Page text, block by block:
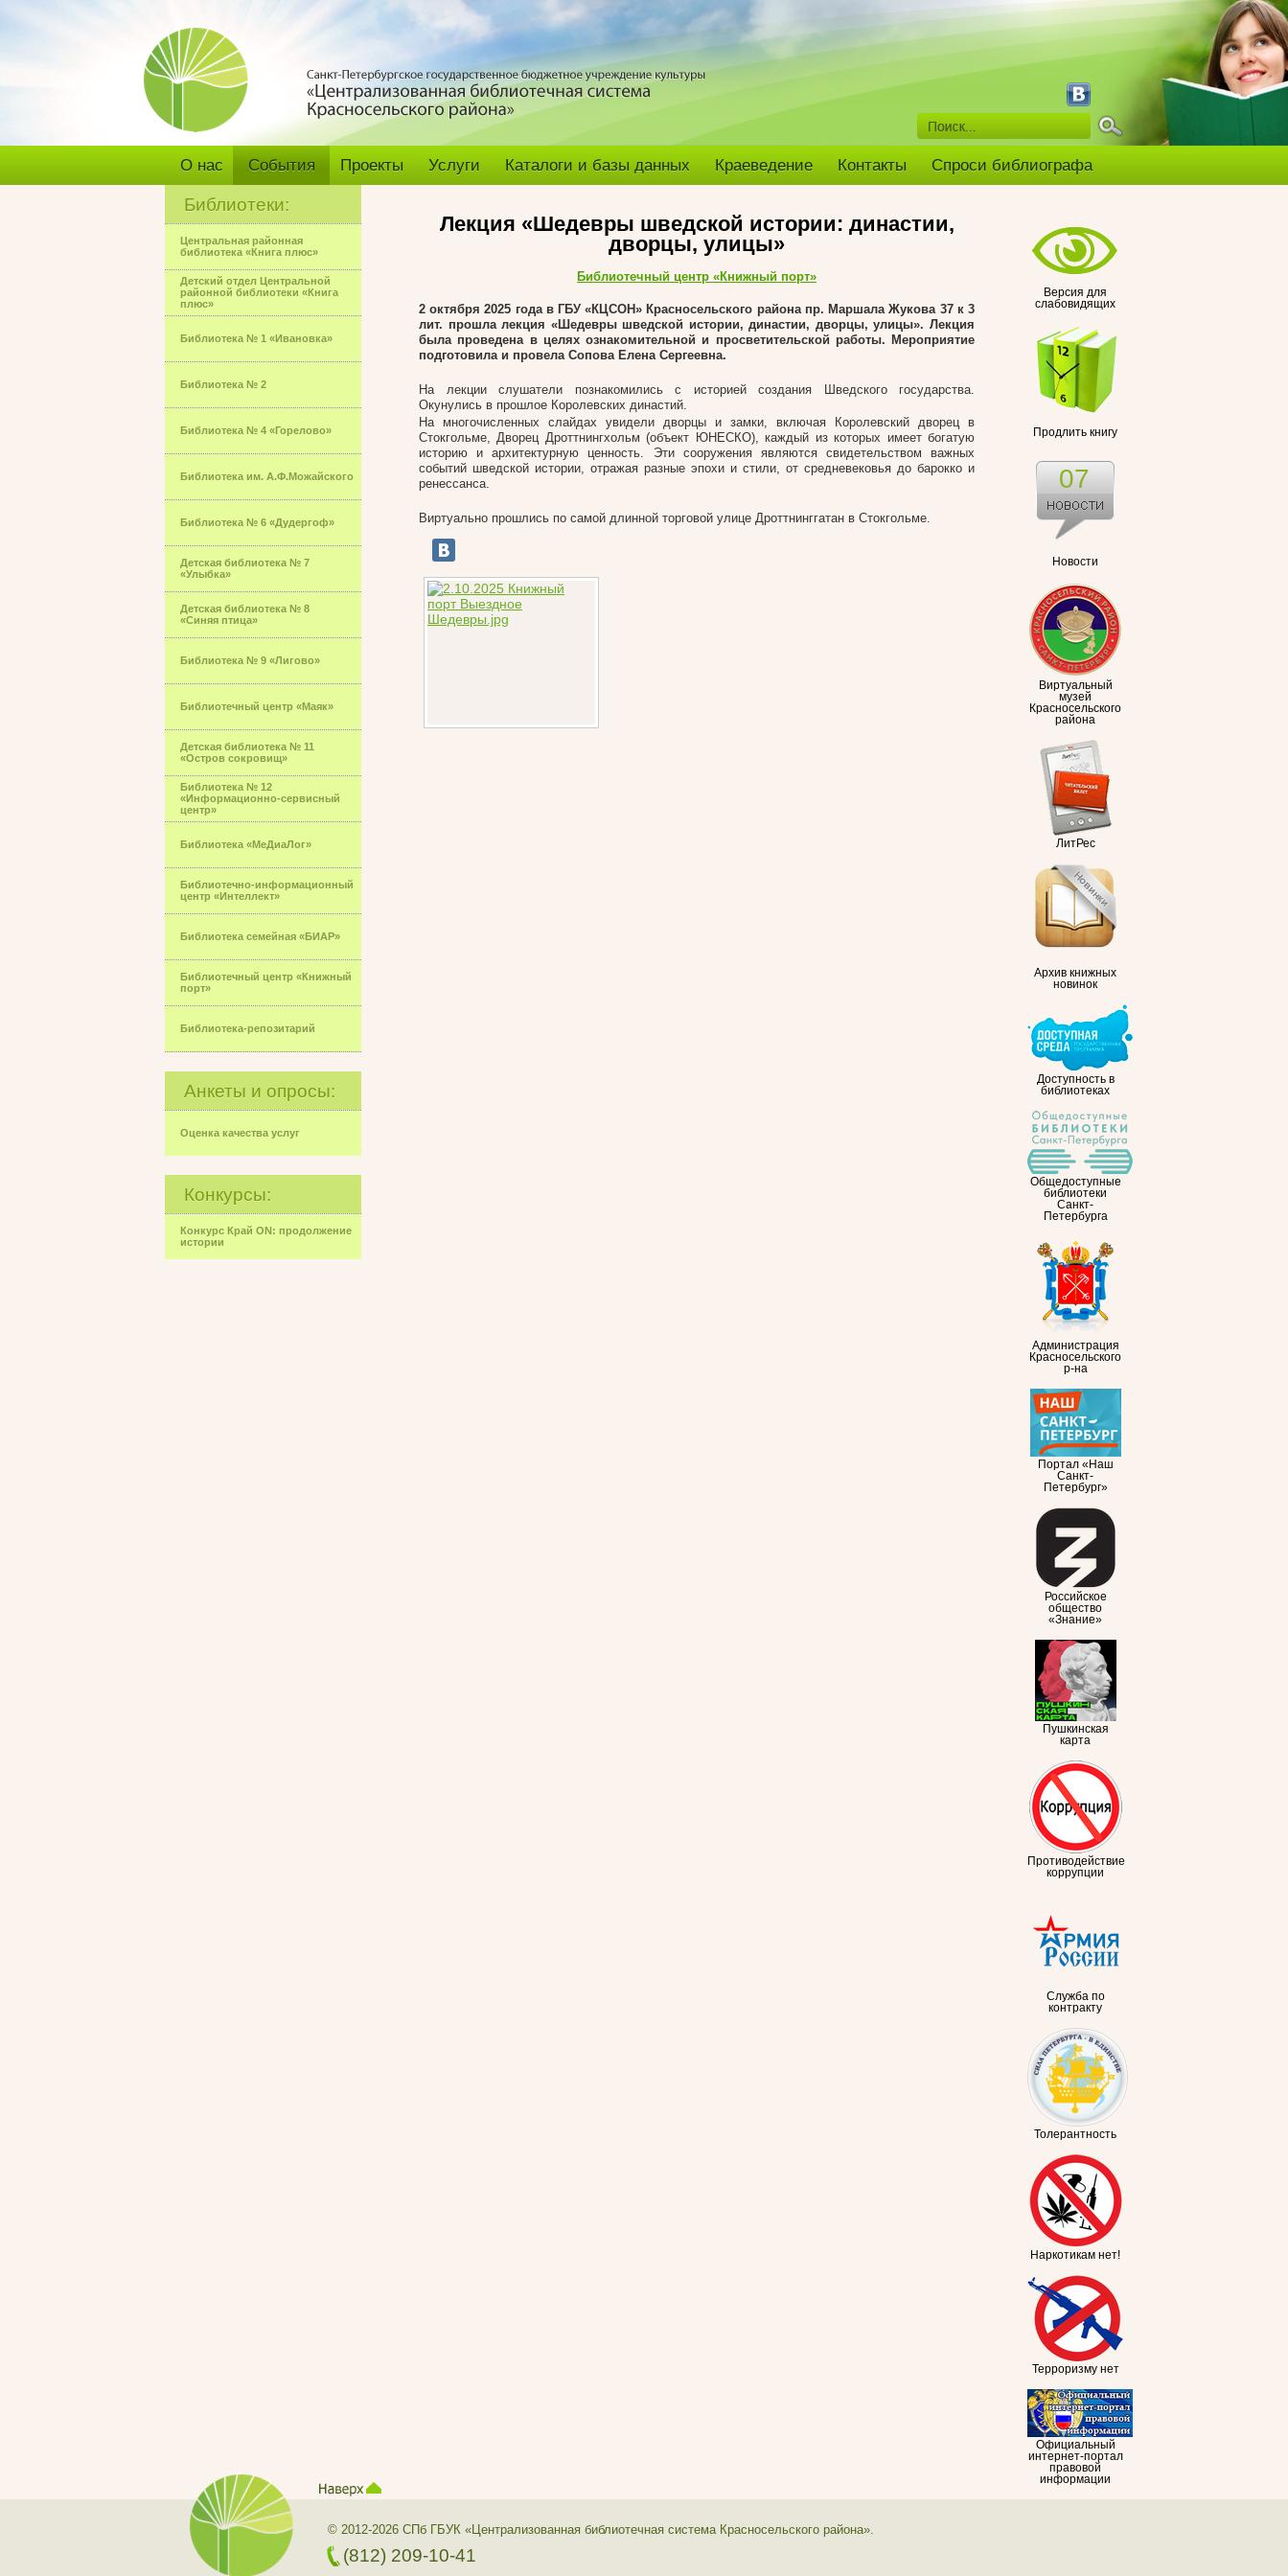
О нас События Проекты Услуги Каталоги и базы данных Краеведение Контакты Спроси библиографа
Библиотеки:
Центральная районная
библиотека «Книга плюс»
Детский отдел Центральной
районной библиотеки «Книга
плюс»
Библиотека № 1 «Ивановка»
Библиотека № 2
Библиотека № 4 «Горелово»
Библиотека им. А.Ф.Можайского
Библиотека № 6 «Дудергоф»
Детская библиотека № 7
«Улыбка»
Детская библиотека № 8
«Синяя птица»
Библиотека № 9 «Лигово»
Библиотечный центр «Маяк»
Детская библиотека № 11
«Остров сокровищ»
Библиотека № 12
«Информационно-сервисный
центр»
Библиотека «МеДиаЛог»
Библиотечно-информационный
центр «Интеллект»
Библиотека семейная «БИАР»
Библиотечный центр «Книжный
порт»
Библиотека-репозитарий
Анкеты и опросы:
Оценка качества услуг
Конкурсы:
Конкурс Край ON: продолжение
истории
Версия для
слабовидящих
Продлить книгу
Новости
07
Виртуальный
музей
Красносельского
района
ЛитРес
Архив книжных
новинок
Доступность в
библиотеках
Общедоступные
библиотеки
Санкт-
Петербурга
Администрация
Красносельского
р-на
Портал «Наш
Санкт-
Петербург»
Российское
общество
«Знание»
Пушкинская
карта
Противодействие
коррупции
Служба по
контракту
Толерантность
Наркотикам нет!
Терроризму нет
Официальный
интернет-портал
правовой
информации
Лекция «Шедевры шведской истории: династии,
дворцы, улицы»
Библиотечный центр «Книжный порт»
2 октября 2025 года в ГБУ «КЦСОН» Красносельского района пр. Маршала Жукова 37 к 3
лит. прошла лекция «Шедевры шведской истории, династии, дворцы, улицы». Лекция
была проведена в целях ознакомительной и просветительской работы. Мероприятие
подготовила и провела Сопова Елена Сергеевна.
На лекции слушатели познакомились с историей создания Шведского государства.
Окунулись в прошлое Королевских династий.
На многочисленных слайдах увидели дворцы и замки, включая Королевский дворец в
Стокгольме, Дворец Дроттнингхольм (объект ЮНЕСКО), каждый из которых имеет богатую
историю и архитектурную ценность. Эти сооружения являются свидетельством важных
событий шведской истории, отражая разные эпохи и стили, от средневековья до барокко и
ренессанса.
Виртуально прошлись по самой длинной торговой улице Дроттнинггатан в Стокгольме.
© 2012-2026 СПб ГБУК «Централизованная библиотечная система Красносельского района».
(812) 209-10-41